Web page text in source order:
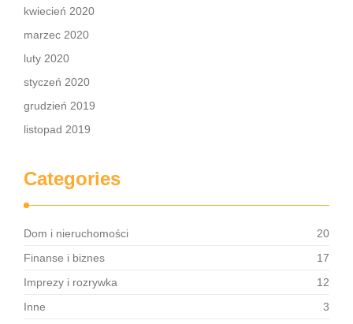
kwiecień 2020
marzec 2020
luty 2020
styczeń 2020
grudzień 2019
listopad 2019
Categories
Dom i nieruchomości
20
Finanse i biznes
17
Imprezy i rozrywka
12
Inne
3